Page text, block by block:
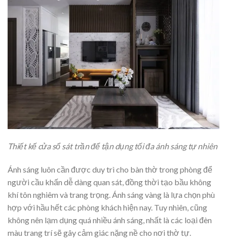
Thiết kế cửa sổ sát trần để tận dụng tối đa ánh sáng tự nhiên
Ánh sáng luôn cần được duy trì cho bàn thờ trong phòng để
người cầu khấn dễ dàng quan sát, đồng thời tạo bầu không
khí tôn nghiêm và trang trọng. Ánh sáng vàng là lựa chọn phù
hợp với hầu hết các phòng khách hiện nay. Tuy nhiên, cũng
không nên lạm dụng quá nhiều ánh sáng, nhất là các loại đèn
màu trang trí sẽ gây cảm giác nặng nề cho nơi thờ tự.